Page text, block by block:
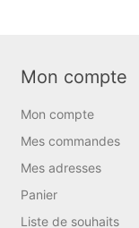
Mon compte
Mon compte
Mes commandes
Mes adresses
Panier
Liste de souhaits